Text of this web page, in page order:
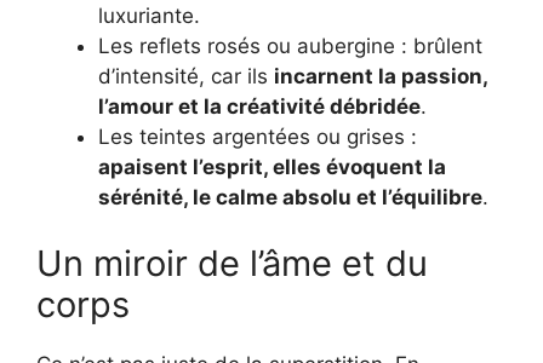
luxuriante.
Les reflets rosés ou aubergine : brûlent
d’intensité, car ils incarnent la passion,
l’amour et la créativité débridée.
Les teintes argentées ou grises :
apaisent l’esprit, elles évoquent la
sérénité, le calme absolu et l’équilibre.
Un miroir de l’âme et du
corps